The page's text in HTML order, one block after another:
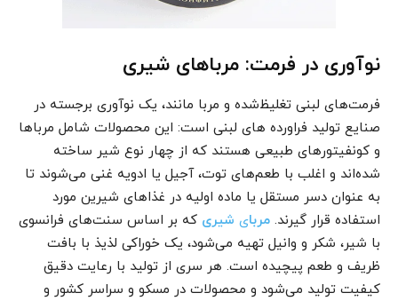
نوآوری در فرمت: مرباهای شیری
فرمت‌های لبنی تغلیظ‌شده و مربا مانند، یک نوآوری برجسته در
صنایع تولید فراورده های لبنی است: این محصولات شامل مرباها
و کونفیتورهای طبیعی هستند که از چهار نوع شیر ساخته
شده‌اند و اغلب با طعم‌های توت، آجیل یا ادویه غنی می‌شوند تا
به عنوان دسر مستقل یا ماده اولیه در غذاهای شیرین مورد
استفاده قرار گیرند. مربای شیری که بر اساس سنت‌های فرانسوی
با شیر، شکر و وانیل تهیه می‌شود، یک خوراکی‌ لذیذ با بافت
ظریف و طعم پیچیده است. هر سری از تولید با رعایت دقیق
کیفیت تولید می‌شود و محصولات در مسکو و سراسر کشور و